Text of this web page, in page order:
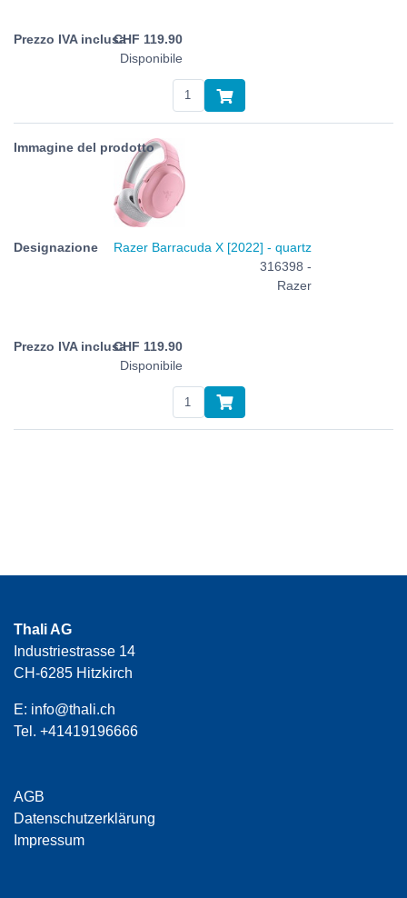
CHF 119.90
Disponibile
Razer Barracuda X [2022] - quartz
316398 -
Razer
CHF 119.90
Disponibile
Thali AG
Industriestrasse 14
CH-6285 Hitzkirch
E: info@thali.ch
Tel. +41419196666
AGB
Datenschutzerklärung
Impressum